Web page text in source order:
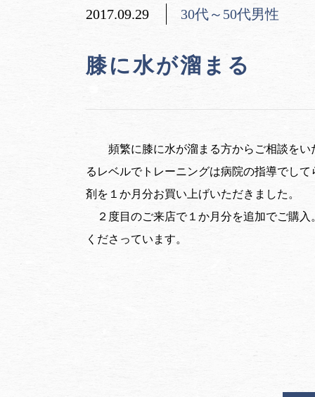
2017.09.29 30代～50代男性
膝に水が溜まる
頻繁に膝に水が溜まる方からご相談をい
るレベルでトレーニングは病院の指導でし
剤を１か月分お買い上げいただきました。
２度目のご来店で１か月分を追加でご購入
くださっています。